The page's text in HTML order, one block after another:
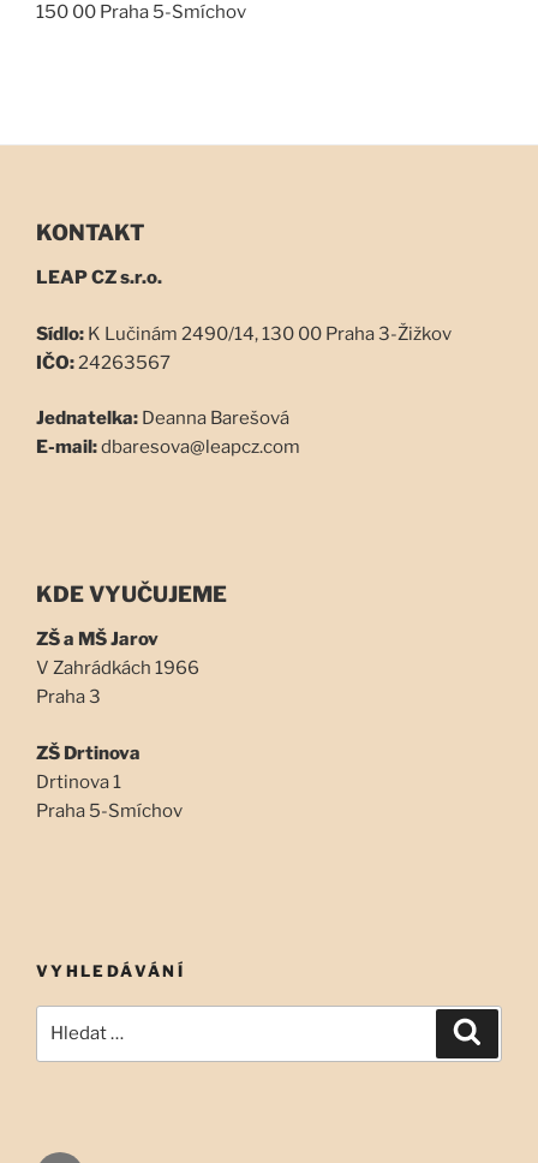
150 00 Praha 5-Smíchov
KONTAKT
LEAP CZ s.r.o.
Sídlo: K Lučinám 2490/14, 130 00 Praha 3-Žižkov
IČO:24263567
Jednatelka: Deanna Barešová
E-mail:dbaresova@leapcz.com
KDE VYUČUJEME
ZŠ a MŠ Jarov
V Zahrádkách 1966
Praha 3
ZŠ Drtinova
Drtinova 1
Praha 5-Smíchov
VYHLEDÁVÁNÍ